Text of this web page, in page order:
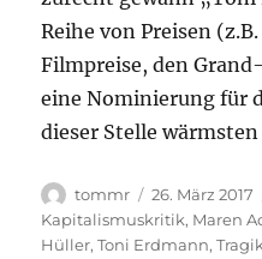
Reihe von Preisen
Filmpreise, den
eine Nominierung für
dieser Stelle
Autor
tommr
Veröffentlicht
am
26. März 2017
Kapitalismuskritik, Maren
Hüller,Toni Erdmann,